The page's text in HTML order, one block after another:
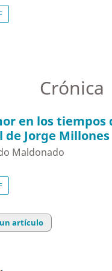
Crónica
en los tiempos
de Jorge Millones
Maldonado
artículo